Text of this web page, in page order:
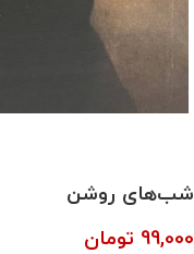
شب‌های روشن
99,000 تومان